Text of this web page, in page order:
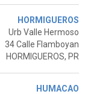
HORMIGUEROS
Urb Valle Hermoso
34 Calle Flamboyan
HORMIGUEROS, PR
HUMACAO